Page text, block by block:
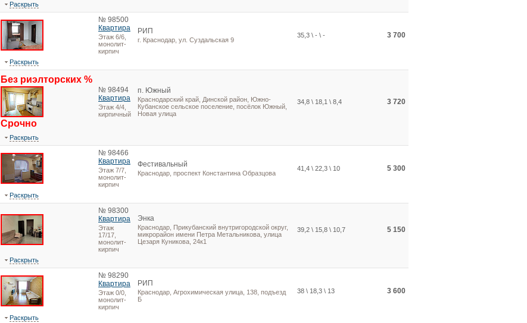
Раскрыть
№ 98500
Квартира
Этаж 6/6,
монолит-
кирпич
РИП
г. Краснодар, ул. Суздальская 9
35,3 \ - \ - 3 700
Раскрыть
Без риэлторских %
Срочно
№ 98494
Квартира
Этаж 4/4,
кирпичный
п. Южный
Краснодарский край, Динской район, Южно-
Кубанское сельское поселение, посёлок Южный,
Новая улица
34,8 \ 18,1 \ 8,4 3 720
Раскрыть
№ 98466
Квартира
Этаж 7/7,
монолит-
кирпич
Фестивальный
Краснодар, проспект Константина Образцова
41,4 \ 22,3 \ 10 5 300
Раскрыть
№ 98300
Квартира
Этаж
17/17,
монолит-
кирпич
Энка
Краснодар, Прикубанский внутригородской округ,
микрорайон имени Петра Метальникова, улица
Цезаря Куникова, 24к1
39,2 \ 15,8 \ 10,7 5 150
Раскрыть
№ 98290
Квартира
Этаж 0/0,
монолит-
кирпич
РИП
Краснодар, Агрохимическая улица, 138, подъезд
Б
38 \ 18,3 \ 13 3 600
Раскрыть